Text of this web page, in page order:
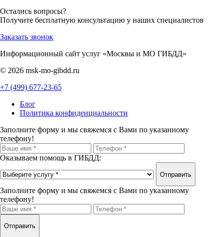
Остались вопросы?
Получите бесплатную консультацию у наших специалистов
Заказать звонок
Информационный сайт услуг «Москвы и МО ГИБДД»
© 2026 msk-mo-gibdd.ru
+7 (499) 677-23-65
Блог
Политика конфиденциальности
Заполните форму и мы свяжемся с Вами по указанному
телефону!
Оказываем помощь в ГИБДД:
Отправить
Заполните форму и мы свяжемся с Вами по указанному
телефону!
Отправить